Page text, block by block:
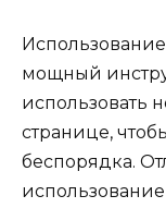
мощный
использовать
странице,
беспорядка.